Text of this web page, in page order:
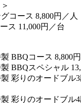
コース 8,800円／人
ス 11,000円／台
BBQコース 8,800
BBQスペシャル
彩りのオードブル
彩りのオードブル